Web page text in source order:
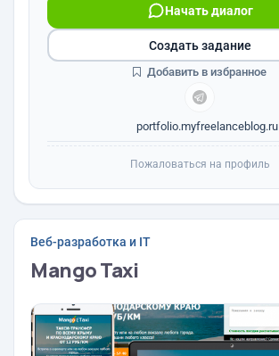
Начать диалог
portfolio.myfreelanceblog.ru
Создать задание
Добавить в избранное
Пожаловаться на профиль
Веб-разработка и IT
Mango Taxi